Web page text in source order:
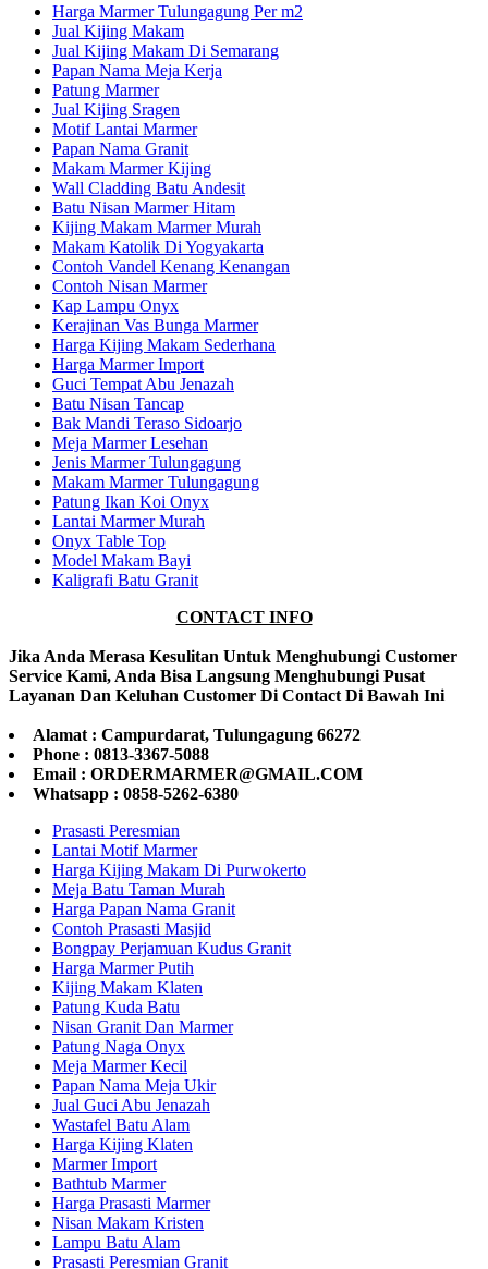
Harga Marmer Tulungagung Per m2
Jual Kijing Makam
Jual Kijing Makam Di Semarang
Papan Nama Meja Kerja
Patung Marmer
Jual Kijing Sragen
Motif Lantai Marmer
Papan Nama Granit
Makam Marmer Kijing
Wall Cladding Batu Andesit
Batu Nisan Marmer Hitam
Kijing Makam Marmer Murah
Makam Katolik Di Yogyakarta
Contoh Vandel Kenang Kenangan
Contoh Nisan Marmer
Kap Lampu Onyx
Kerajinan Vas Bunga Marmer
Harga Kijing Makam Sederhana
Harga Marmer Import
Guci Tempat Abu Jenazah
Batu Nisan Tancap
Bak Mandi Teraso Sidoarjo
Meja Marmer Lesehan
Jenis Marmer Tulungagung
Makam Marmer Tulungagung
Patung Ikan Koi Onyx
Lantai Marmer Murah
Onyx Table Top
Model Makam Bayi
Kaligrafi Batu Granit
CONTACT INFO
Jika Anda Merasa Kesulitan Untuk Menghubungi Customer
Service Kami, Anda Bisa Langsung Menghubungi Pusat
Layanan Dan Keluhan Customer Di Contact Di Bawah Ini
Alamat : Campurdarat, Tulungagung 66272
Phone : 0813-3367-5088
Email : ORDERMARMER@GMAIL.COM
Whatsapp : 0858-5262-6380
Prasasti Peresmian
Lantai Motif Marmer
Harga Kijing Makam Di Purwokerto
Meja Batu Taman Murah
Harga Papan Nama Granit
Contoh Prasasti Masjid
Bongpay Perjamuan Kudus Granit
Harga Marmer Putih
Kijing Makam Klaten
Patung Kuda Batu
Nisan Granit Dan Marmer
Patung Naga Onyx
Meja Marmer Kecil
Papan Nama Meja Ukir
Jual Guci Abu Jenazah
Wastafel Batu Alam
Harga Kijing Klaten
Marmer Import
Bathtub Marmer
Harga Prasasti Marmer
Nisan Makam Kristen
Lampu Batu Alam
Prasasti Peresmian Granit